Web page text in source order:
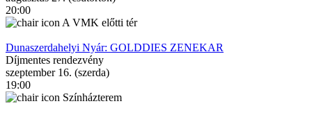
20:00
A VMK előtti tér
Dunaszerdahelyi Nyár: GOLDDIES ZENEKAR
Díjmentes rendezvény
szeptember 16. (szerda)
19:00
Színházterem